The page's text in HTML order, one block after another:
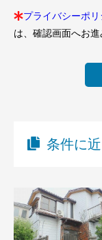
プライバシーポリ
は、確認画面へお進
条件に